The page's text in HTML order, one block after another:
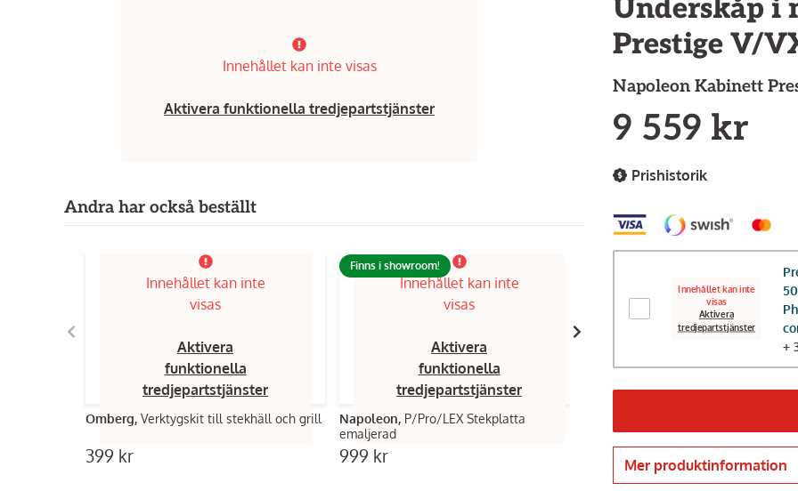
Innehållet kan inte visas
Aktivera funktionella tredjepartstjänster
Andra har också beställt
Innehållet kan inte
visas
Aktivera
funktionella
tredjepartstjänster
Omberg, Verktygskit till stekhäll och grill
399 kr
Finns i showroom!
Innehållet kan inte
visas
Aktivera
funktionella
tredjepartstjänster
Napoleon, P/Pro/LEX Stekplatta
emaljerad
999 kr
Innehållet kan inte
visas
funktionella
tredjepartstjänster
Connected
219 kr
Underskåp i
Prestige V/
Napoleon Kabinett
9 559 kr
Prishistorik
Innehållet kan inte
visas
Aktivera
tredjepartstjänster
+
Mer produktinformation